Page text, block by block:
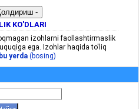
KO'DLARI
izohlarni faollashtirmaslik
ega. Izohlar haqida to'liq
bu yerda (bosing)